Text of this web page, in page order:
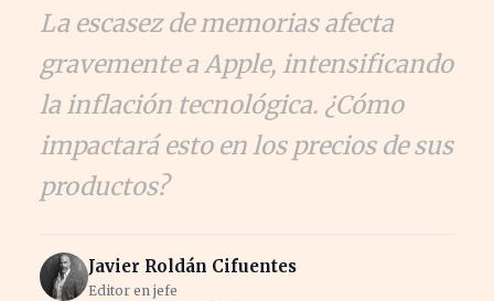
La escasez de memorias afecta
gravemente a Apple, intensificando
la inflación tecnológica. ¿Cómo
impactará esto en los precios de sus
productos?
Javier Roldán Cifuentes
Editor en jefe